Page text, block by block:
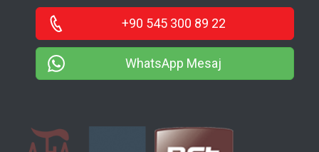
+90 545 300 89 22
WhatsApp Mesaj